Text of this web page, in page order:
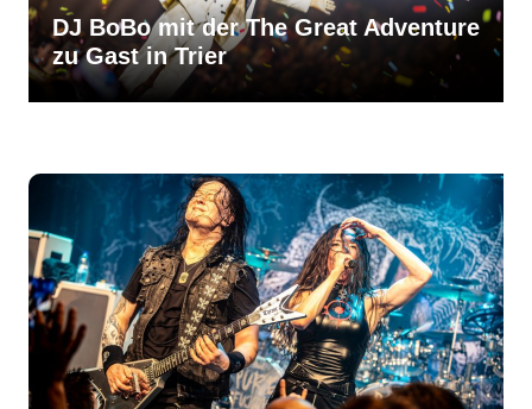
DJ BoBo mit der The Great Adventure
zu Gast in Trier